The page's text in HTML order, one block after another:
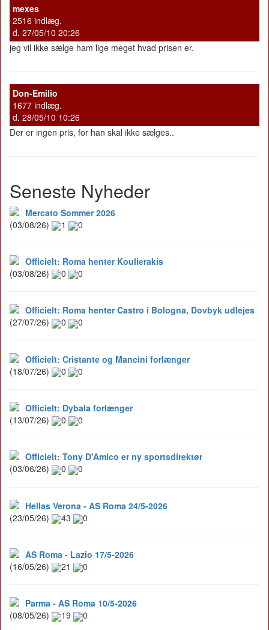
mexes
2516 indlæg.
d. 27/05/10 20:26
jeg vil ikke sælge ham lige meget hvad prisen er.
Don-Emilio
1677 indlæg.
d. 28/05/10 10:26
Der er ingen pris, for han skal ikke sælges..
Seneste Nyheder
Mercato Sommer 2026
(03/08/26)
1 0
Officielt: Roma henter Koulierakis
(03/08/26)
0 0
Officielt: Roma henter Castro i Bologna, Dovbyk udlejes
(27/07/26)
0 0
Officielt: Cristante og Mancini forlænger
(18/07/26)
0 0
Officielt: Dybala forlænger
(13/07/26)
0 0
Officielt: Tony D'Amico er ny sportsdirektør
(03/06/26)
0 0
Hellas Verona - AS Roma 24/5-2026
(23/05/26)
43 0
AS Roma - Lazio 17/5-2026
(16/05/26)
21 0
Parma - AS Roma 10/5-2026
(08/05/26)
19 0